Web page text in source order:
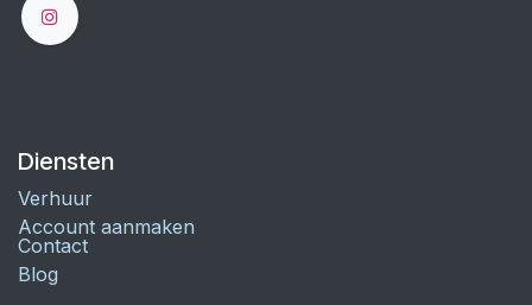
Diensten
Verhuur
Account aanmaken
Contact
Blog